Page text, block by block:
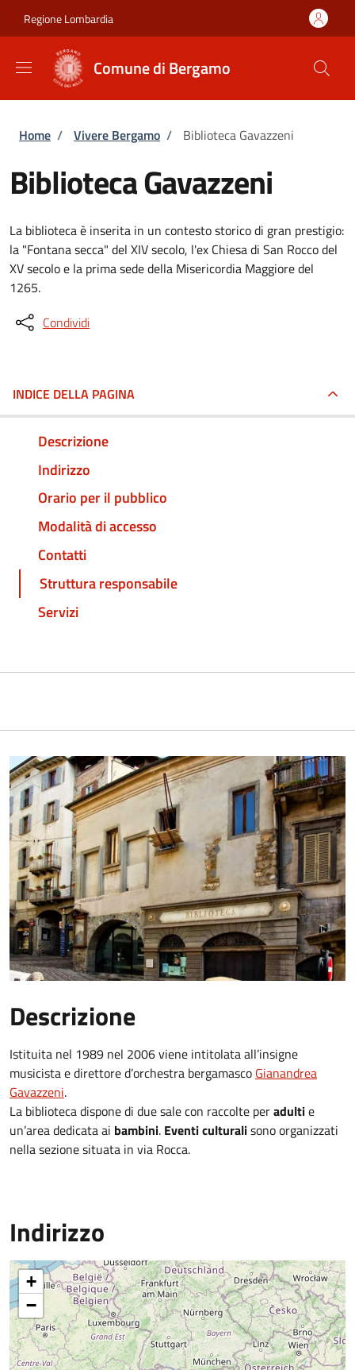
Regione Lombardia
Comune di Bergamo
Briciole di pane
Home / Vivere Bergamo / Biblioteca Gavazzeni
Biblioteca Gavazzeni
La biblioteca è inserita in un contesto storico di gran prestigio:
la "Fontana secca" del XIV secolo, l'ex Chiesa di San Rocco del
XV secolo e la prima sede della Misericordia Maggiore del
1265.
Condividi
INDICE DELLA PAGINA
Descrizione
Indirizzo
Orario per il pubblico
Modalità di accesso
Contatti
Struttura responsabile
Servizi
Descrizione
Istituita nel 1989 nel 2006 viene intitolata all’insigne
musicista e direttore d’orchestra bergamasco Gianandrea
Gavazzeni.
La biblioteca dispone di due sale con raccolte peradultie
un’area dedicata ai bambini. Eventi culturalisono organizzati
nella sezione situata in via Rocca.
Indirizzo
+
−